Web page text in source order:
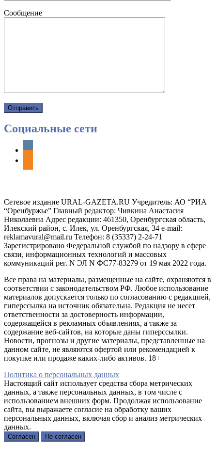
Сообщение
Социальные сети
vkontakte
Сетевое издание URAL-GAZETA.RU Учредитель: АО “РИА
“Оренбуржье” Главный редактор: Чивкина Анастасия
Николаевна Адрес редакции: 461350, Оренбургская область,
Илекский район, с. Илек, ул. Оренбургская, 34 e-mail:
reklamavural@mail.ru Телефон: 8 (35337) 2-24-71
Зарегистрировано Федеральной службой по надзору в сфере
связи, информационных технологий и массовых
коммуникаций рег. N ЭЛ N ФС77-83279 от 19 мая 2022 года.
Все права на материалы, размещенные на сайте, охраняются в
соответствии с законодательством РФ. Любое использование
материалов допускается только по согласованию с редакцией,
гиперссылка на источник обязательна. Редакция не несет
ответственности за достоверность информации,
содержащейся в рекламных объявлениях, а также за
содержание веб-сайтов, на которые даны гиперссылки.
Новости, прогнозы и другие материалы, представленные на
данном сайте, не являются офертой или рекомендацией к
покупке или продаже каких-либо активов. 18+
Политика о персональных данных
Настоящий сайт использует средства сбора метрических
данных, а также персональных данных, в том числе с
использованием внешних форм. Продолжая использование
сайта, вы выражаете согласие на обработку ваших
персональных данных, включая сбор и анализ метрических
данных.
Согласен Не согласен